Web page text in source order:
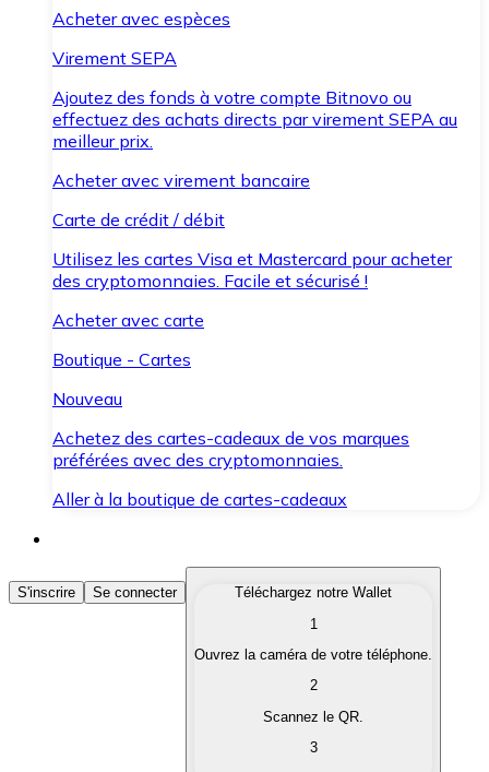
Acheter avec espèces
Virement SEPA
Ajoutez des fonds à votre compte Bitnovo ou
effectuez des achats directs par virement SEPA au
meilleur prix.
Acheter avec virement bancaire
Carte de crédit / débit
Utilisez les cartes Visa et Mastercard pour acheter
des cryptomonnaies. Facile et sécurisé !
Acheter avec carte
Boutique - Cartes
Nouveau
Achetez des cartes-cadeaux de vos marques
préférées avec des cryptomonnaies.
Aller à la boutique de cartes-cadeaux
Acheter des Cryptomonnaies
Achetez les cryptomonnaies qui vous intéressent
Convertissez vos cryptomonnaies en monnaie
S'inscrire Se connecter
Téléchargez notre Wallet
1
Ouvrez la caméra de votre téléphone.
2
Scannez le QR.
3